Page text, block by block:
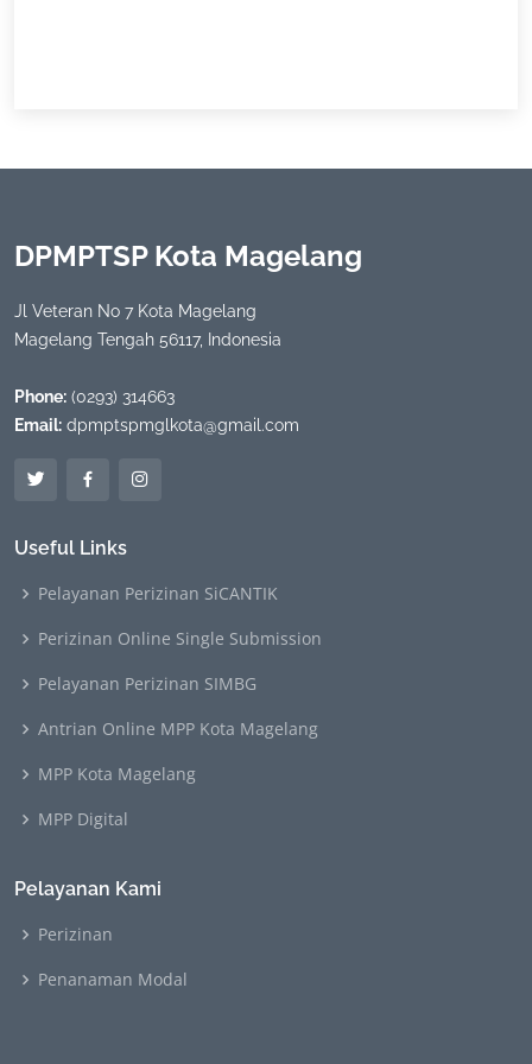
DPMPTSP Kota Magelang
Jl Veteran No 7 Kota Magelang
Magelang Tengah 56117, Indonesia
Phone: (0293) 314663
Email: dpmptspmglkota@gmail.com
Useful Links
Pelayanan Perizinan SiCANTIK
Perizinan Online Single Submission
Pelayanan Perizinan SIMBG
Antrian Online MPP Kota Magelang
MPP Kota Magelang
MPP Digital
Pelayanan Kami
Perizinan
Penanaman Modal